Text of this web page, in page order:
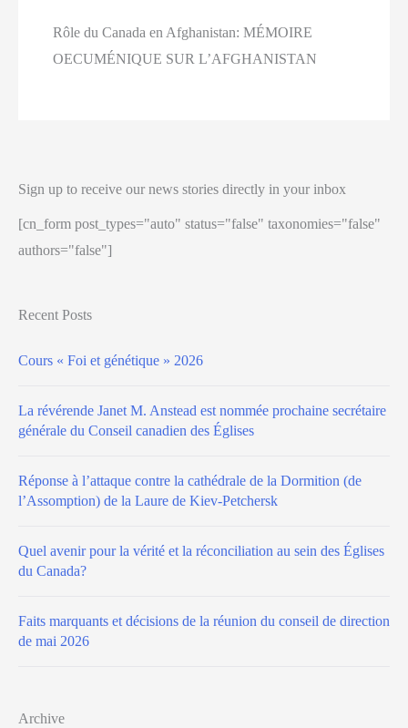
Rôle du Canada en Afghanistan: MÉMOIRE
OECUMÉNIQUE SUR L’AFGHANISTAN
Sign up to receive our news stories directly in your inbox
[cn_form post_types="auto" status="false" taxonomies="false"
authors="false"]
Recent Posts
Cours « Foi et génétique » 2026
La révérende Janet M. Anstead est nommée prochaine secrétaire
générale du Conseil canadien des Églises
Réponse à l’attaque contre la cathédrale de la Dormition (de
l’Assomption) de la Laure de Kiev-Petchersk
Quel avenir pour la vérité et la réconciliation au sein des Églises
du Canada?
Faits marquants et décisions de la réunion du conseil de direction
de mai 2026
Archive